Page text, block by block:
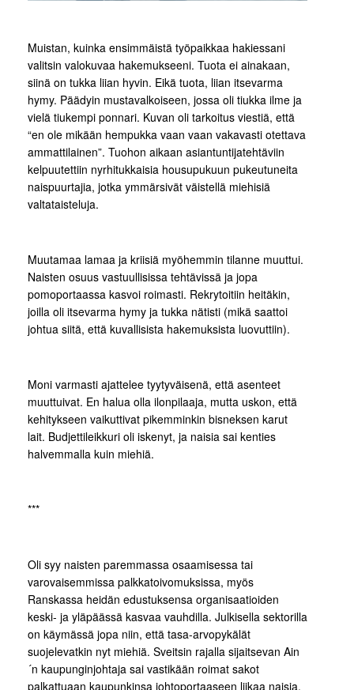
Muistan, kuinka ensimmäistä työpaikkaa hakiessani
valitsin valokuvaa hakemukseeni. Tuota ei ainakaan,
siinä on tukka liian hyvin. Eikä tuota, liian itsevarma
hymy. Päädyin mustavalkoiseen, jossa oli tiukka ilme ja
vielä tiukempi ponnari. Kuvan oli tarkoitus viestiä, että
“en ole mikään hempukka vaan vaan vakavasti otettava
ammattilainen”. Tuohon aikaan asiantuntijatehtäviin
kelpuutettiin nyrhitukkaisia housupukuun pukeutuneita
naispuurtajia, jotka ymmärsivät väistellä miehisiä
valtataisteluja.
Muutamaa lamaa ja kriisiä myöhemmin tilanne muuttui.
Naisten osuus vastuullisissa tehtävissä ja jopa
pomoportaassa kasvoi roimasti. Rekrytoitiin heitäkin,
joilla oli itsevarma hymy ja tukka nätisti (mikä saattoi
johtua siitä, että kuvallisista hakemuksista luovuttiin).
Moni varmasti ajattelee tyytyväisenä, että asenteet
muuttuivat. En halua olla ilonpilaaja, mutta uskon, että
kehitykseen vaikuttivat pikemminkin bisneksen karut
lait. Budjettileikkuri oli iskenyt, ja naisia sai kenties
halvemmalla kuin miehiä.
***
Oli syy naisten paremmassa osaamisessa tai
varovaisemmissa palkkatoivomuksissa, myös
Ranskassa heidän edustuksensa organisaatioiden
keski- ja yläpäässä kasvaa vauhdilla. Julkisella sektorilla
on käymässä jopa niin, että tasa-arvopykälät
suojelevatkin nyt miehiä. Sveitsin rajalla sijaitsevan Ain
´n kaupunginjohtaja sai vastikään roimat sakot
palkattuaan kaupunkinsa johtoportaaseen liikaa naisia.